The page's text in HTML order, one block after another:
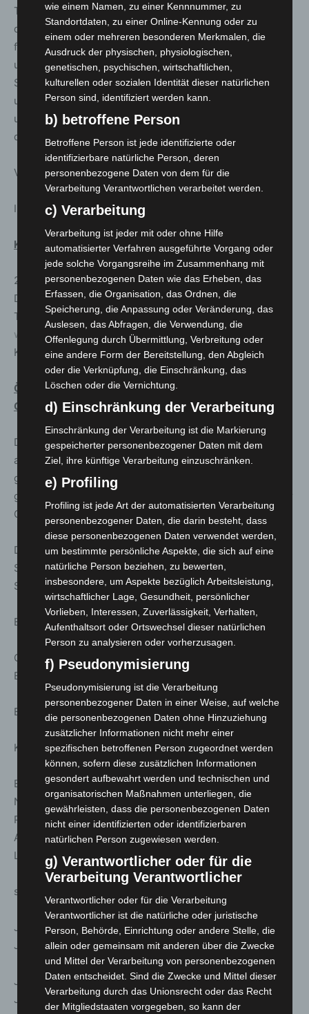
Treffen im Wald: In unserer schnelllebigen Zeit scheint
die Welt kleiner zu werden. Die Digitalisierung hat uns
fest im Griff und die Erde ist in wenigen Stunden
umrundet. Um sich selbst und die eigenen
Stärken wieder kennenzulernen, ziehen sich Menschen
unterschiedlichster Couleur in den Wald und die
unberührte Wildnis zurück. Eine akrobatische Reise in
die Natur als Regulativ der Neuzeit.
Veranstalter: GOP Varieté-Theater & Kleines Fest
Informationen und Tickets unter
Konzert der Kammermusik-Gemeinde
26. Januar, 19.30 Uhr, Galerie
Doric String Quartet
Tickets: 10 / 20 / 30 / 40 / 45 Euro, weitere Infos unter
www.kammermusik-hannover.de
. Veranstalter:
Kammermusik-Gemeinde e.V.
Öffnungszeiten und Eintrittspreise in den Herrenhäuser
Gärten
Der Große Garten und der Berggarten sind im Januar –
auch am Neujahrstag – täglich von 9 Uhr bis 16.30 Uhr
geöffnet, die Grotte und die Schauhäuser sind bis 16 Uhr
geöffnet. Letzter Einlass: eine Stunde vor Schließung der
Gärten.
Das Museum Schloss Herrenhausen ist Donnerstag bis
Sonntag von 11 bis 16 Uhr geöffnet, ebenso der Schloss
Shop. Am Neujahrstag (1. Januar) ist geschlossen.
Eintrittspreise in der Wintersaison:
Gesamtkarte Großer Garten, Berggarten, Museum 6
Euro/ermäßigt 4,50 Euro
Berggarten 3,50 Euro/ermäßigt 1,50 Euro
Kinder bis 12 Jahre frei
Ermäßigungen für Gruppen ab 15 Personen, Inhaber
Niedersachsenticket und Hannover Card, Hannover Aktiv
Pass-Inhaber, Jugendliche, Schulklassen, Familien,
Auszubildende, Studierende, BFD-, FSJ-, FÖJ-, FWD-
Leistende, Behinderte ab 50 GdB
sowie ganzjährig:
Jahreskarten Großer Garten/Berggarten 25,00 Euro,
Jahreskarte ermäßigt 15,00 Euro
Jahreskarte Familien 1 Erw., Jugendl. 12-17 J. 40 Euro,
Jahreskarte Familien 2 Erw., Jugendl. 12-17 J. 65 Euro,
wie einem Namen, zu einer Kennnummer, zu
Standortdaten, zu einer Online-Kennung oder zu
einem oder mehreren besonderen Merkmalen, die
Ausdruck der physischen, physiologischen,
genetischen, psychischen, wirtschaftlichen,
kulturellen oder sozialen Identität dieser natürlichen
Person sind, identifiziert werden kann.
b) betroffene Person
Betroffene Person ist jede identifizierte oder
identifizierbare natürliche Person, deren
personenbezogene Daten von dem für die
Verarbeitung Verantwortlichen verarbeitet werden.
c) Verarbeitung
Verarbeitung ist jeder mit oder ohne Hilfe
automatisierter Verfahren ausgeführte Vorgang oder
jede solche Vorgangsreihe im Zusammenhang mit
personenbezogenen Daten wie das Erheben, das
Erfassen, die Organisation, das Ordnen, die
Speicherung, die Anpassung oder Veränderung, das
Auslesen, das Abfragen, die Verwendung, die
Offenlegung durch Übermittlung, Verbreitung oder
eine andere Form der Bereitstellung, den Abgleich
oder die Verknüpfung, die Einschränkung, das
Löschen oder die Vernichtung.
d) Einschränkung der Verarbeitung
Einschränkung der Verarbeitung ist die Markierung
gespeicherter personenbezogener Daten mit dem
Ziel, ihre künftige Verarbeitung einzuschränken.
e) Profiling
Profiling ist jede Art der automatisierten Verarbeitung
personenbezogener Daten, die darin besteht, dass
diese personenbezogenen Daten verwendet werden,
um bestimmte persönliche Aspekte, die sich auf eine
natürliche Person beziehen, zu bewerten,
insbesondere, um Aspekte bezüglich Arbeitsleistung,
wirtschaftlicher Lage, Gesundheit, persönlicher
Vorlieben, Interessen, Zuverlässigkeit, Verhalten,
Aufenthaltsort oder Ortswechsel dieser natürlichen
Person zu analysieren oder vorherzusagen.
f) Pseudonymisierung
Pseudonymisierung ist die Verarbeitung
personenbezogener Daten in einer Weise, auf welche
die personenbezogenen Daten ohne Hinzuziehung
zusätzlicher Informationen nicht mehr einer
spezifischen betroffenen Person zugeordnet werden
können, sofern diese zusätzlichen Informationen
gesondert aufbewahrt werden und technischen und
organisatorischen Maßnahmen unterliegen, die
gewährleisten, dass die personenbezogenen Daten
nicht einer identifizierten oder identifizierbaren
natürlichen Person zugewiesen werden.
g) Verantwortlicher oder für die
Verarbeitung Verantwortlicher
Verantwortlicher oder für die Verarbeitung
Verantwortlicher ist die natürliche oder juristische
Person, Behörde, Einrichtung oder andere Stelle, die
allein oder gemeinsam mit anderen über die Zwecke
und Mittel der Verarbeitung von personenbezogenen
Daten entscheidet. Sind die Zwecke und Mittel dieser
Verarbeitung durch das Unionsrecht oder das Recht
der Mitgliedstaaten vorgegeben, so kann der